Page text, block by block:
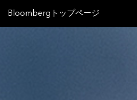
Bloombergトップページ